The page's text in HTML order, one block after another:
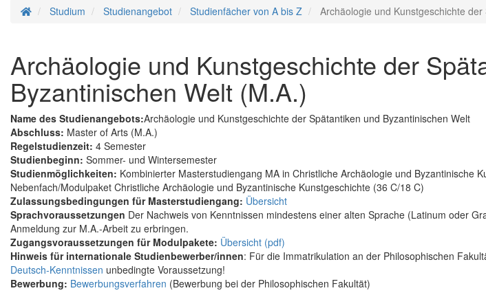
Startseite
Studium Studienangebot Studienfächer von A bis Z Archäologie und Kunstgeschichte
Archäologie und Kunstgeschichte der
Byzantinischen Welt (M.A.)
Name des Studienangebots:Archäologie und Kunstgeschichte der Spätantiken und Byzantinischen Welt
Abschluss: Master of Arts (M.A.)
Regelstudienzeit: 4 Semester
Studienbeginn: Sommer- und Wintersemester
Studienmöglichkeiten: Kombinierter Masterstudiengang MA in Christliche Archäologie und Byzantinische
Nebenfach/Modulpaket Christliche Archäologie und Byzantinische Kunstgeschichte (36 C/18 C)
Zulassungsbedingungen für Masterstudiengang: Übersicht
Sprachvoraussetzungen Der Nachweis von Kenntnissen mindestens einer alten Sprache (Latinum oder
Anmeldung zur M.A.-Arbeit zu erbringen.
Zugangsvoraussetzungen für Modulpakete: Übersicht (pdf)
Hinweis für internationale Studienbewerber/innen: Für die Immatrikulation an der Philosophischen
Deutsch-Kenntnissen unbedingte Voraussetzung!
Bewerbung: Bewerbungsverfahren (Bewerbung bei der Philosophischen Fakultät)